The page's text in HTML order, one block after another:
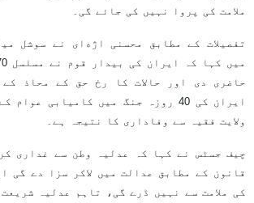
ملامت کی پروا نہیں کی جائے گی۔
تفصیلات کے مطابق محسنی اژه‌ای نے سوشل
حاضری دی اور حالات کا رخ حق کے محاذ کے
ایران کی 40 روزہ جنگ میں کامیابی
ولایت فقیہ سے وفاداری کا نتیجہ ہے۔
چیف جسٹس نے کہا کہ عدلیہ وطن سے غداری
قانون کے مطابق عدالت میں لاکر سزا دے گی
کی ملامت سے نہیں ڈرے گی، تاہم عدلیہ